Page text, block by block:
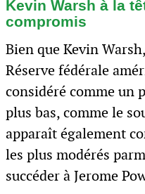
Kevin Warsh à la
compromis
Bien que Kevin
Réserve fédérale
considéré comme un
plus bas, comme le
apparaît également
les plus modérés
succéder à Jerome